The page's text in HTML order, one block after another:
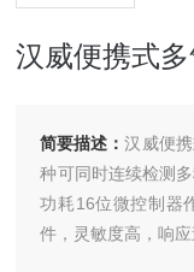
汉威便携式
简要描述：汉威便
种可同时连续检测
功耗16位微控制器
件，灵敏度高，响应